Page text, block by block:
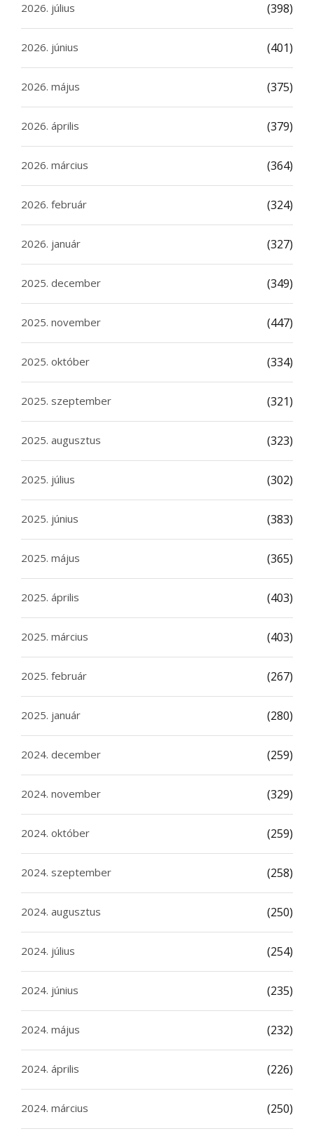
2026. július (398)
2026. június (401)
2026. május (375)
2026. április (379)
2026. március (364)
2026. február (324)
2026. január (327)
2025. december (349)
2025. november (447)
2025. október (334)
2025. szeptember (321)
2025. augusztus (323)
2025. július (302)
2025. június (383)
2025. május (365)
2025. április (403)
2025. március (403)
2025. február (267)
2025. január (280)
2024. december (259)
2024. november (329)
2024. október (259)
2024. szeptember (258)
2024. augusztus (250)
2024. július (254)
2024. június (235)
2024. május (232)
2024. április (226)
2024. március (250)